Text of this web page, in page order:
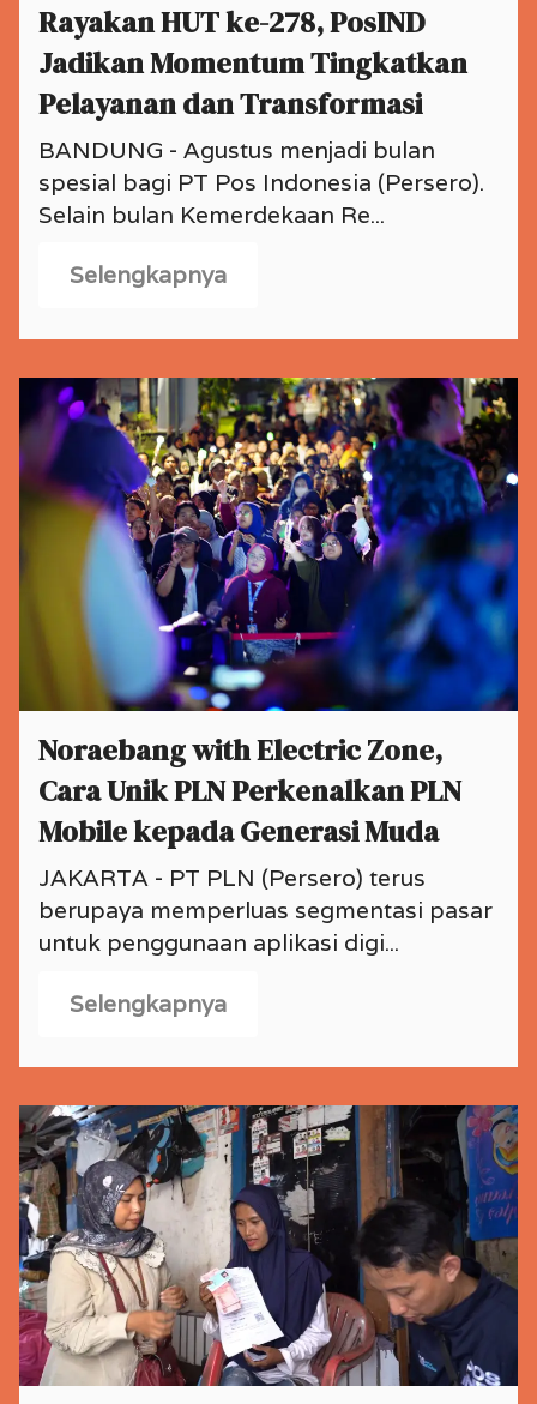
Rayakan HUT ke-278, PosIND
Jadikan Momentum Tingkatkan
Pelayanan dan Transformasi
BANDUNG - Agustus menjadi bulan
spesial bagi PT Pos Indonesia (Persero).
Selain bulan Kemerdekaan Re...
Selengkapnya
Noraebang with Electric Zone,
Cara Unik PLN Perkenalkan PLN
Mobile kepada Generasi Muda
JAKARTA - PT PLN (Persero) terus
berupaya memperluas segmentasi pasar
untuk penggunaan aplikasi digi...
Selengkapnya